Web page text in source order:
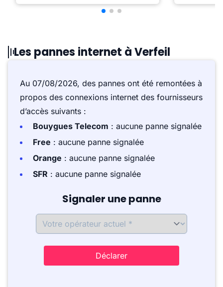
Les pannes internet à Verfeil
Au 07/08/2026, des pannes ont été remontées à
propos des connexions internet des fournisseurs
d’accès suivants :
Bouygues Telecom : aucune panne signalée
Free : aucune panne signalée
Orange : aucune panne signalée
SFR : aucune panne signalée
Signaler une panne
Déclarer